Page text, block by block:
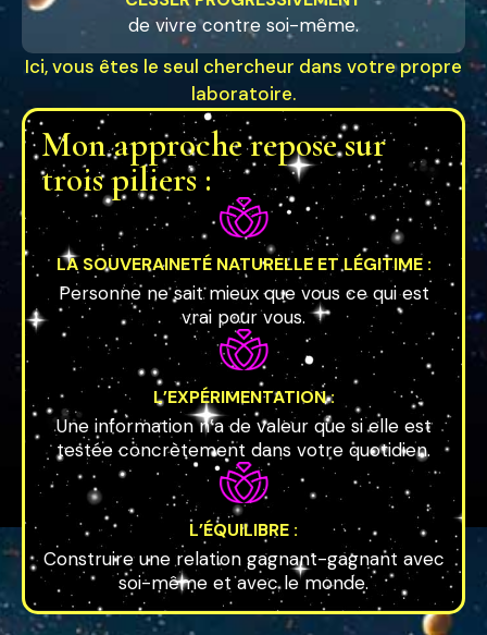
de vivre contre soi-même.
Ici, vous êtes le seul chercheur dans votre propre
laboratoire.
Mon approche repose sur
trois piliers :
LA SOUVERAINETÉ NATURELLE ET LÉGITIME :
Personne ne sait mieux que vous ce qui est
vrai pour vous.
L’EXPÉRIMENTATION :
Une information n’a de valeur que si elle est
testée concrètement dans votre quotidien.
L’ÉQUILIBRE :
Construire une relation gagnant-gagnant avec
soi-même et avec le monde.